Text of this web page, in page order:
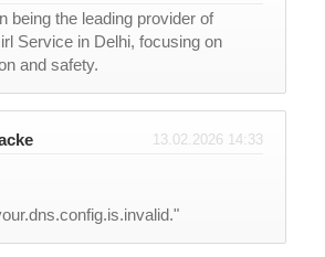
being the leading provider of
Service in Delhi, focusing on
and safety.
13.02.2026 14:33